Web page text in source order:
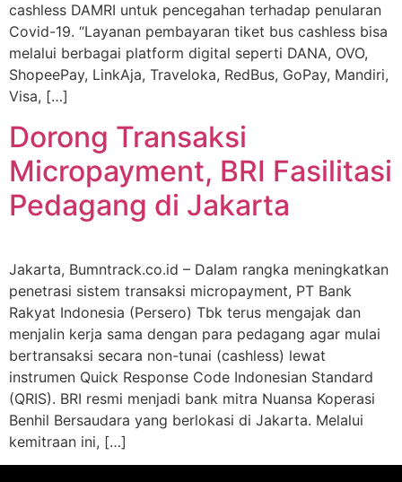
cashless DAMRI untuk pencegahan terhadap penularan
Covid-19. “Layanan pembayaran tiket bus cashless bisa
melalui berbagai platform digital seperti DANA, OVO,
ShopeePay, LinkAja, Traveloka, RedBus, GoPay, Mandiri,
Visa, […]
Dorong Transaksi
Micropayment, BRI Fasilitasi
Pedagang di Jakarta
Jakarta, Bumntrack.co.id – Dalam rangka meningkatkan
penetrasi sistem transaksi micropayment, PT Bank
Rakyat Indonesia (Persero) Tbk terus mengajak dan
menjalin kerja sama dengan para pedagang agar mulai
bertransaksi secara non-tunai (cashless) lewat
instrumen Quick Response Code Indonesian Standard
(QRIS). BRI resmi menjadi bank mitra Nuansa Koperasi
Benhil Bersaudara yang berlokasi di Jakarta. Melalui
kemitraan ini, […]